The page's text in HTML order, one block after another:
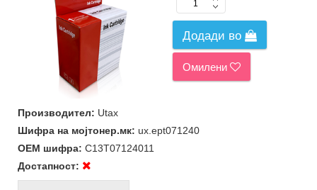
Додади во
Омилени
Производител: Utax
Шифра на мојтонер.мк: ux.ept071240
ОЕМ шифра: C13T07124011
Достапност: